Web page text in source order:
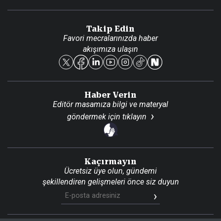
Reklam Ver
Takip Edin
Favori mecralarınızda haber
akışımıza ulaşın
Haber Verin
Editör masamıza bilgi ve materyal
göndermek için tıklayın
Kaçırmayın
Ücretsiz üye olun, gündemi
şekillendiren gelişmeleri önce siz duyun